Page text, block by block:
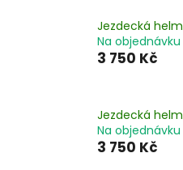
Jezdecká
Na
3 750 Kč
Jezdecká
Na
3 750 Kč